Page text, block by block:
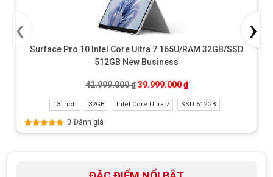
Surface Pro 10 Intel Core Ultra 7 165U/RAM 32GB/SSD
512GB New Business
42.999.000₫ Giá gốc là: 42.999.000 ₫.
39.999.000₫Giá hiện tại là:
13 inch 32GB Intel Core Ultra 7 SSD 512GB
Được xếp
0 Đánh giá
‹ ›